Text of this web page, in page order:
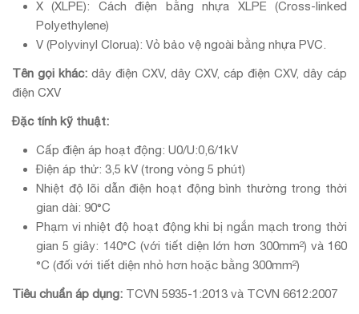
X (XLPE): Cách điện bằng nhựa XLPE (Cross-linked
Polyethylene)
V (Polyvinyl Clorua): Vỏ bảo vệ ngoài bằng nhựa PVC.
Tên gọi khác: dây điện CXV, dây CXV, cáp điện CXV, dây cáp
điện CXV
Đặc tính kỹ thuật:
Cấp điện áp hoạt động: U0/U:0,6/1kV
Điện áp thử: 3,5 kV (trong vòng 5 phút)
Nhiệt độ lõi dẫn điện hoạt động bình thường trong thời
gian dài: 90°C
Phạm vi nhiệt độ hoạt động khi bị ngắn mạch trong thời
gian 5 giây: 140°C (với tiết diện lớn hơn 300mm²) và 160
°C (đối với tiết diện nhỏ hơn hoặc bằng 300mm²)
Tiêu chuẩn áp dụng: TCVN 5935-1:2013 và TCVN 6612:2007